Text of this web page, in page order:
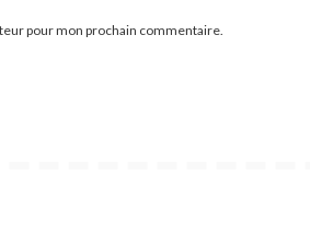
pour mon prochain commentaire.